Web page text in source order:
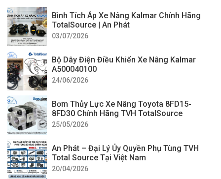
Bình Tích Áp Xe Nâng Kalmar Chính Hãng
TotalSource | An Phát
03/07/2026
Bộ Dây Điện Điều Khiển Xe Nâng Kalmar
A500040100
24/06/2026
Bơm Thủy Lực Xe Nâng Toyota 8FD15-
8FD30 Chính Hãng TVH TotalSource
25/05/2026
An Phát – Đại Lý Ủy Quyền Phụ Tùng TVH
Total Source Tại Việt Nam
20/04/2026